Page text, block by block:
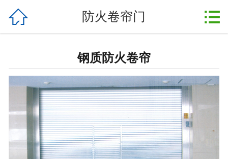
产品中心
案例展示
新闻中心
行业资讯
 防火卷帘门 
钢质防火卷帘